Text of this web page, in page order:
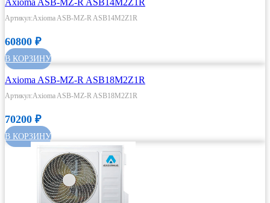
Axioma ASB-MZ-R ASB14M2Z1R
Артикул:Axioma ASB-MZ-R ASB14M2Z1R
60800 ₽
В КОРЗИНУ
Axioma ASB-MZ-R ASB18M2Z1R
Артикул:Axioma ASB-MZ-R ASB18M2Z1R
70200 ₽
В КОРЗИНУ